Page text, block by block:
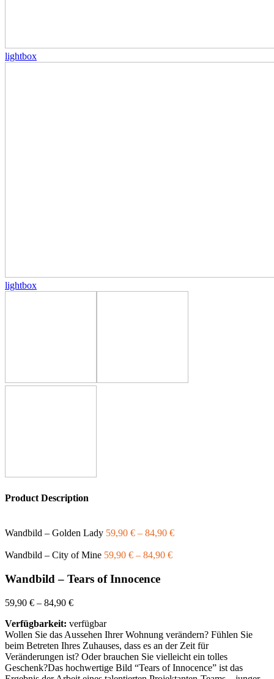
lightbox
lightbox
Product Description
Wandbild – Golden Lady 59,90 € – 84,90 €
Wandbild – City of Mine 59,90 € – 84,90 €
Wandbild – Tears of Innocence
59,90 € – 84,90 €
Verfügbarkeit: verfügbar
Wollen Sie das Aussehen Ihrer Wohnung verändern? Fühlen Sie
beim Betreten Ihres Zuhauses, dass es an der Zeit für
Veränderungen ist? Oder brauchen Sie vielleicht ein tolles
Geschenk?Das hochwertige Bild “Tears of Innocence” ist das